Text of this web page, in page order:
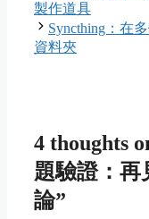
製作道具
Syncthing：在
資料夾
4 thoughts
題驗證：再
論”